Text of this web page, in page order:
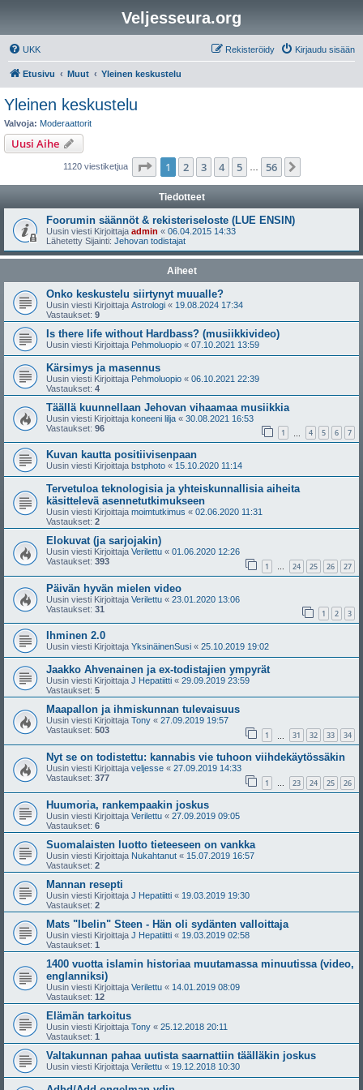
Veljesseura.org
UKK Kirjaudu sisään
Rekisteröidy
Etusivu Muut Yleinen keskustelu
Yleinen keskustelu
Valvoja: Moderaattorit
Uusi Aihe
1120 viestiketjua Sivu /56
1 2 3 4 5 56
Tiedotteet
Foorumin säännöt & rekisteriseloste (LUE ENSIN)
Uusin viesti Kirjoittaja admin « 06.04.2015 14:33
Lähetetty Sijainti: Jehovan todistajat
Aiheet
Onko keskustelu siirtynyt muualle?
Uusin viesti Kirjoittaja Astrologi « 19.08.2024 17:34
Vastaukset: 9
Is there life without Hardbass? (musiikkivideo)
Uusin viesti Kirjoittaja Pehmoluopio « 07.10.2021 13:59
Kärsimys ja masennus
Uusin viesti Kirjoittaja Pehmoluopio « 06.10.2021 22:39
Vastaukset: 4
Täällä kuunnellaan Jehovan vihaamaa musiikkia
Uusin viesti Kirjoittaja koneeni lilja « 30.08.2021 16:53
Vastaukset: 96 1 4 5 6 7
Kuvan kautta positiivisenpaan
Uusin viesti Kirjoittaja bstphoto « 15.10.2020 11:14
Tervetuloa teknologisia ja yhteiskunnallisia aiheita
käsittelevä asennetutkimukseen
Uusin viesti Kirjoittaja moimtutkimus « 02.06.2020 11:31
Vastaukset: 2
Elokuvat (ja sarjojakin)
Uusin viesti Kirjoittaja Verilettu « 01.06.2020 12:26
Vastaukset: 393 1 … 24 25 26 27
Päivän hyvän mielen video
Uusin viesti Kirjoittaja Verilettu « 23.01.2020 13:06
Vastaukset: 31 1 2 3
Ihminen 2.0
Uusin viesti Kirjoittaja YksinäinenSusi « 25.10.2019 19:02
Jaakko Ahvenainen ja ex-todistajien ympyrät
Uusin viesti Kirjoittaja J Hepatiitti « 29.09.2019 23:59
Vastaukset: 5
Maapallon ja ihmiskunnan tulevaisuus
Uusin viesti Kirjoittaja Tony « 27.09.2019 19:57
Vastaukset: 503 1 31 32 33 34
Nyt se on todistettu: kannabis vie tuhoon viihdekäytössäkin
Uusin viesti Kirjoittaja veljesse « 27.09.2019 14:33
Vastaukset: 377 1 … 23 24 25 26
Huumoria, rankempaakin joskus
Uusin viesti Kirjoittaja Verilettu « 27.09.2019 09:05
Vastaukset: 6
Suomalaisten luotto tieteeseen on vankka
Uusin viesti Kirjoittaja Nukahtanut « 15.07.2019 16:57
Vastaukset: 2
Mannan resepti
Uusin viesti Kirjoittaja J Hepatiitti « 19.03.2019 19:30
Vastaukset: 2
Mats "Ibelin" Steen - Hän oli sydänten valloittaja
Uusin viesti Kirjoittaja J Hepatiitti « 19.03.2019 02:58
Vastaukset: 1
1400 vuotta islamin historiaa muutamassa minuutissa (video,
englanniksi)
Uusin viesti Kirjoittaja Verilettu « 14.01.2019 08:09
Vastaukset: 12
Elämän tarkoitus
Uusin viesti Kirjoittaja Tony « 25.12.2018 20:11
Vastaukset: 1
Valtakunnan pahaa uutista saarnattiin täälläkin joskus
Uusin viesti Kirjoittaja Verilettu « 19.12.2018 10:30